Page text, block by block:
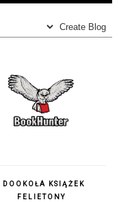
DOOKOŁA KSIĄŻEK
FELIETONY